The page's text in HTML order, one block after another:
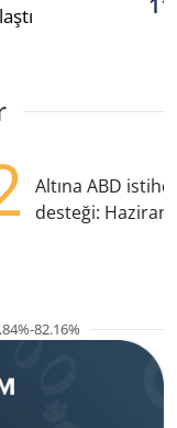
Altına ABD
desteği:
82.16%